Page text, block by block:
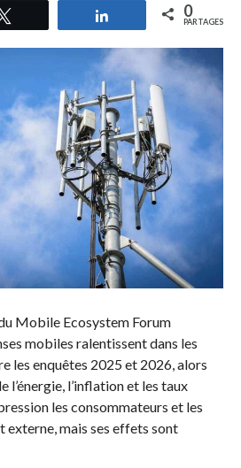
Partagez 0
PARTAGES
Mobile Ecosystem Forum
mobiles ralentissent dans les
les enquêtes 2025 et 2026, alors
l’énergie, l’inflation et les taux
les consommateurs et les
externe, mais ses effets sont